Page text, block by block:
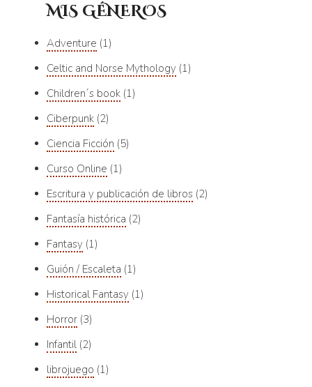
MIS GÉNEROS
Adventure 1
Celtic and Norse Mythology 1
Children´s book 1
Ciberpunk 2
Ciencia Ficción 5
Curso Online 1
Escritura y publicación de libros 2
Fantasía histórica 2
Fantasy 1
Guión / Escaleta 1
Historical Fantasy 1
Horror 3
Infantil 2
librojuego 1